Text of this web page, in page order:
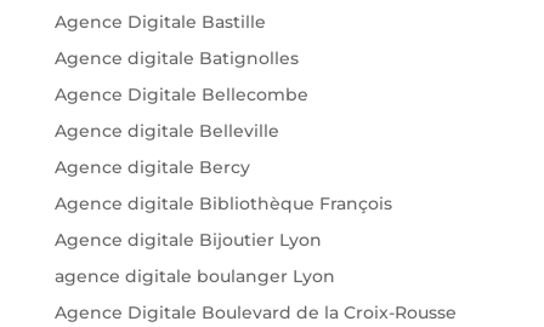
Agence Digitale Bastille
Agence digitale Batignolles
Agence Digitale Bellecombe
Agence digitale Belleville
Agence digitale Bercy
Agence digitale Bibliothèque François
Agence digitale Bijoutier Lyon
agence digitale boulanger Lyon
Agence Digitale Boulevard de la Croix-Rousse